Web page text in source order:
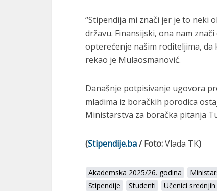
“Stipendija mi znači jer je to neki
državu. Finansijski, ona nam
opterećenje našim roditeljima,
rekao je Mulaosmanović.
Današnje potpisivanje ugovora
mladima iz boračkih porodica
Ministarstva za boračka pitanja
(Stipendije.ba/ Foto:Vlada TK)
Akademska 2025/26. godina
Stipendije
Studenti Učenici